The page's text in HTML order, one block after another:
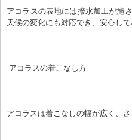
アコラスの表地には撥水加工が施
天候の変化にも対応でき、安心して
アコラスの着こなし方
アコラスは着こなしの幅が広く、